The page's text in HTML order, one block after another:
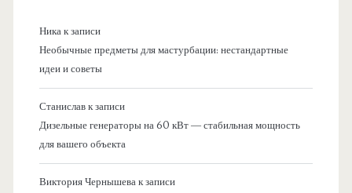
Никак записи
Необычные предметы для мастурбации: нестандартные
идеи и советы
Станиславк записи
Дизельные генераторы на 60 кВт — стабильная мощность
для вашего объекта
Виктория Чернышевак записи